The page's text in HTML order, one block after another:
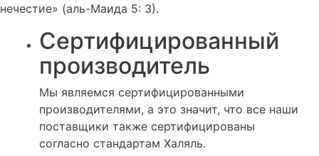
нечестие» (аль-Маида 5: 3).
Сертифицированный
производитель
Мы являемся сертифицированными
производителями, а это значит, что все наши
поставщики также сертифицированы
согласно стандартам Халяль.